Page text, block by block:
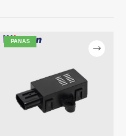
PANASTinggi Nasional,